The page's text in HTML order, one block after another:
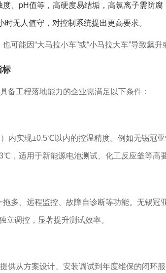
、pH值等，高硬度易结垢，高氯离子需防腐
时无人值守，对控制系统提出更高要求。
可能因“大马拉小车”或“小马拉大车”导致飙升
标
备工程落地能力的企业需满足以下条件：
内实现±0.5℃以内的控温精度。例如无锡冠
适用于新能源电池测试、化工反应釜等高要
多、远程监控、故障自诊断等功能。无锡冠
立调控，显著提升测试效率。
供从方案设计、安装调试到年度维保的闭环